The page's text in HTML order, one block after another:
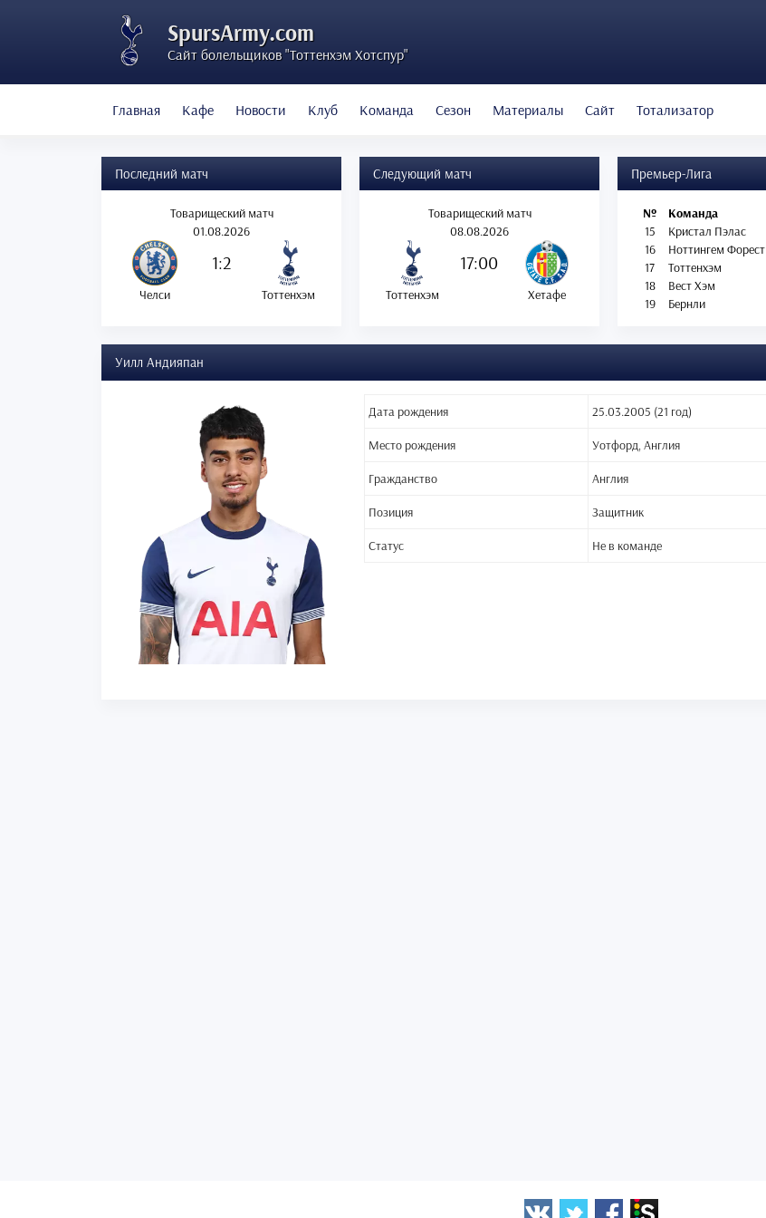
SpursArmy.com
Сайт болельщиков "Тоттенхэм Хотспур"
Главная Кафе Новости Клуб Команда Сезон Материалы Сайт Тотализатор
Последний матч
Товарищеский матч
01.08.2026
1:2
Челси Тоттенхэм
Следующий матч
Товарищеский матч
08.08.2026
17:00
Тоттенхэм Хетафе
Премьер-Лига
№ Команда
15
Кристал Пэлас
16
Ноттингем Форест
17
Тоттенхэм
18
Вест Хэм
19
Бернли
Уилл Андияпан
Дата рождения 25.03.2005 (21 год)
Место рождения Уотфорд, Англия
Гражданство Англия
Позиция Защитник
Статус Не в команде